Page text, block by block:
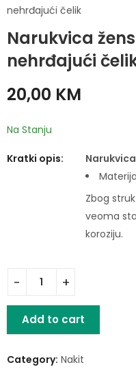
nehrđajući čelik
Narukvica
nehrđajući
20,00 KM
Na Stanju
Kratki opis:
Zbog
veoma
koroziju.
Add to cart
Category: Nakit